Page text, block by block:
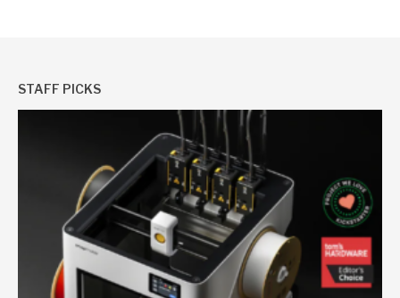
STAFF PICKS